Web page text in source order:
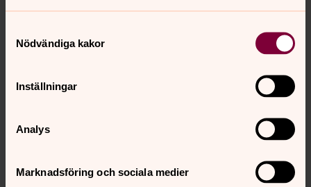
Nödvändiga kakor
Inställningar
Analys
Marknadsföring och sociala medier